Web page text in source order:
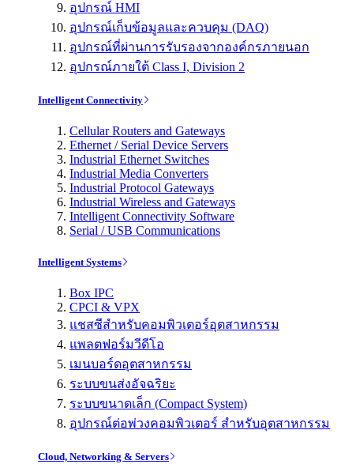
อุปกรณ์ HMI
อุปกรณ์เก็บข้อมูลและควบคุม (DAQ)
อุปกรณ์ที่ผ่านการรับรองจากองค์กรภายนอก
อุปกรณ์ภายใต้ Class I, Division 2
Intelligent Connectivity
Cellular Routers and Gateways
Ethernet / Serial Device Servers
Industrial Ethernet Switches
Industrial Media Converters
Industrial Protocol Gateways
Industrial Wireless and Gateways
Intelligent Connectivity Software
Serial / USB Communications
Intelligent Systems
Box IPC
CPCI & VPX
แชสซีสำหรับคอมพิวเตอร์อุตสาหกรรม
แพลตฟอร์มวีดีโอ
เมนบอร์ดอุตสาหกรรม
ระบบขนส่งอัจฉริยะ
ระบบขนาดเล็ก (Compact System)
อุปกรณ์ต่อพ่วงคอมพิวเตอร์ สำหรับอุตสาหกรรม
Cloud, Networking & Servers